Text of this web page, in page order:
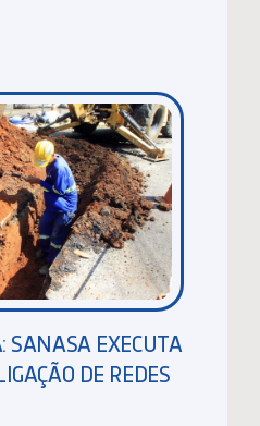
EXECUTA
DE REDES